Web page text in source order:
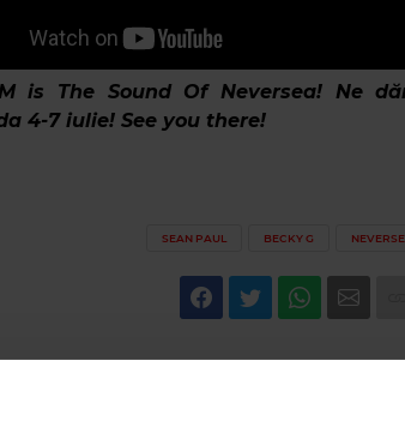
is The Sound Of Neversea! Ne
4-7 iulie! See you there!
SEAN PAUL BECKY G